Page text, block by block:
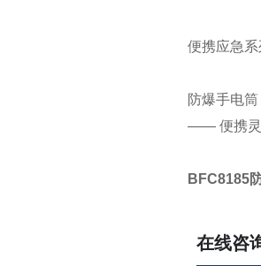
便携应急系
防爆手电
—— 便携灵
BFC8185
在线咨